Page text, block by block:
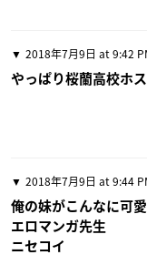
2018年7月9日 at 9:42
やっぱり桜蘭高校ホ
2018年7月9日 at 9:44
俺の妹がこんなに可
エロマンガ先生
ニセコイ